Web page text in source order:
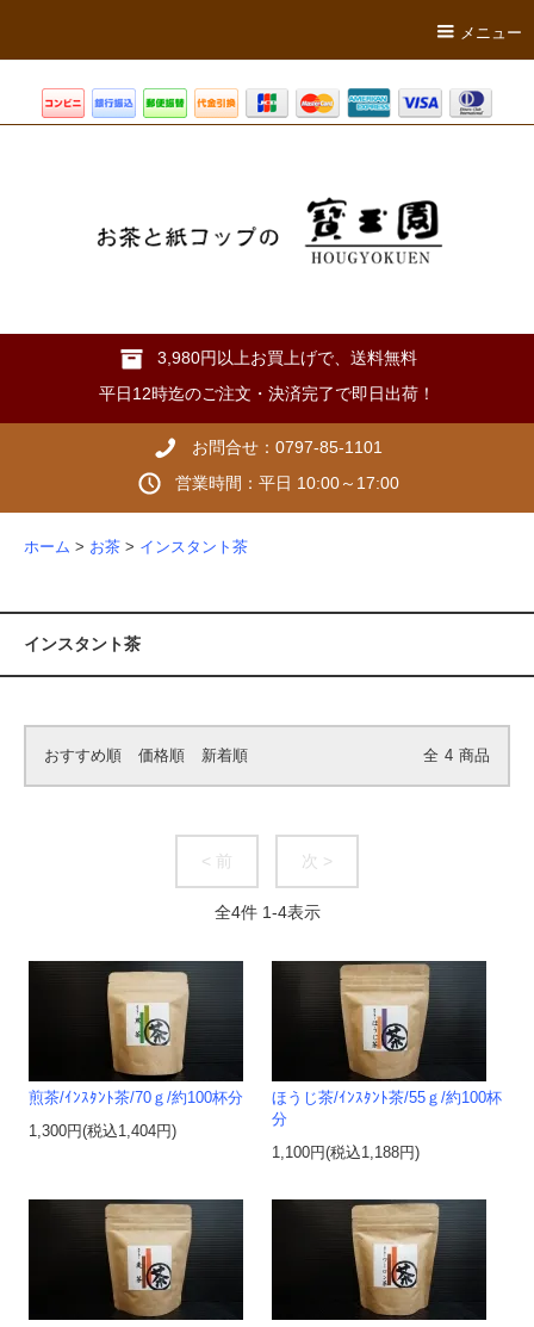
メニュー
3,980円以上お買上げで、送料無料
平日12時迄のご注文・決済完了で即日出荷！
お問合せ：0797-85-1101
営業時間：平日 10:00～17:00
ホーム > お茶 > インスタント茶
インスタント茶
おすすめ順 価格順 新着順 全 4 商品
< 前 次 >
全4件 1-4表示
煎茶/ｲﾝｽﾀﾝﾄ茶/70ｇ/約100杯分
1,300円(税込1,404円)
ほうじ茶/ｲﾝｽﾀﾝﾄ茶/55ｇ/約100杯
分
1,100円(税込1,188円)